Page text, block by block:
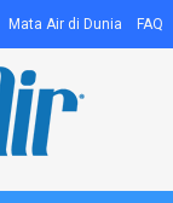
Mata Air di Dunia FAQ